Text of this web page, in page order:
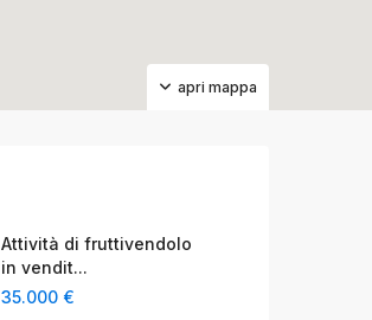
apri mappa
Attività di fruttivendolo
in vendit...
35.000 €